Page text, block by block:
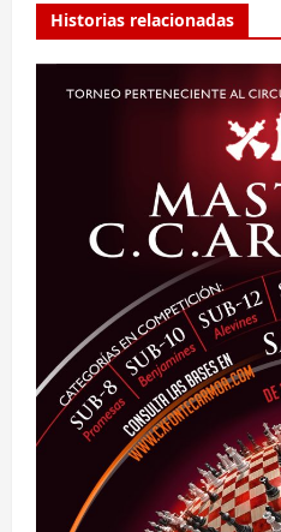
Historias relacionadas